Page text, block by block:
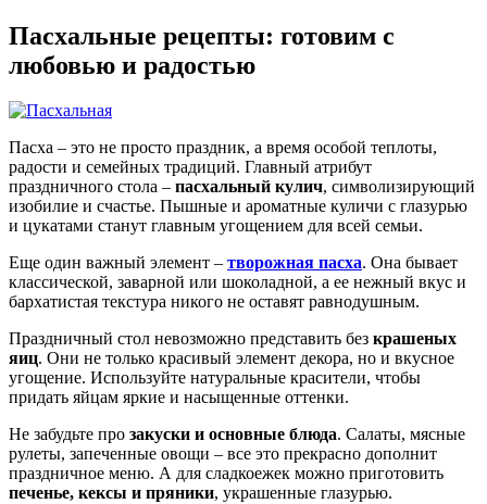
Пасхальные рецепты: готовим с
любовью и радостью
Пасха – это не просто праздник, а время особой теплоты,
радости и семейных традиций. Главный атрибут
праздничного стола – пасхальный кулич, символизирующий
изобилие и счастье. Пышные и ароматные куличи с глазурью
и цукатами станут главным угощением для всей семьи.
Еще один важный элемент – творожная пасха. Она бывает
классической, заварной или шоколадной, а ее нежный вкус и
бархатистая текстура никого не оставят равнодушным.
Праздничный стол невозможно представить без крашеных
яиц. Они не только красивый элемент декора, но и вкусное
угощение. Используйте натуральные красители, чтобы
придать яйцам яркие и насыщенные оттенки.
Не забудьте про закуски и основные блюда. Салаты, мясные
рулеты, запеченные овощи – все это прекрасно дополнит
праздничное меню. А для сладкоежек можно приготовить
печенье, кексы и пряники, украшенные глазурью.